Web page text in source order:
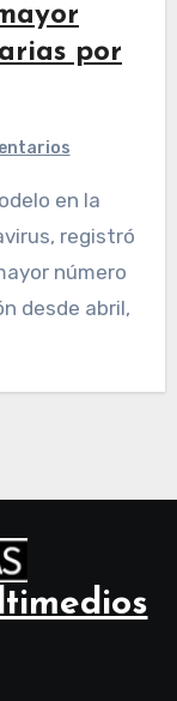
por
registró
número
desde abril,